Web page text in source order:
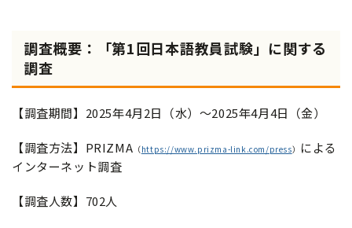
調査概要：「第1回日本語教員試験」に関する
調査
【調査期間】2025年4月2日（水）～2025年4月4日（金）
【調査方法】PRIZMA （https://www.prizma-link.com/press） による
インターネット調査
【調査人数】702人